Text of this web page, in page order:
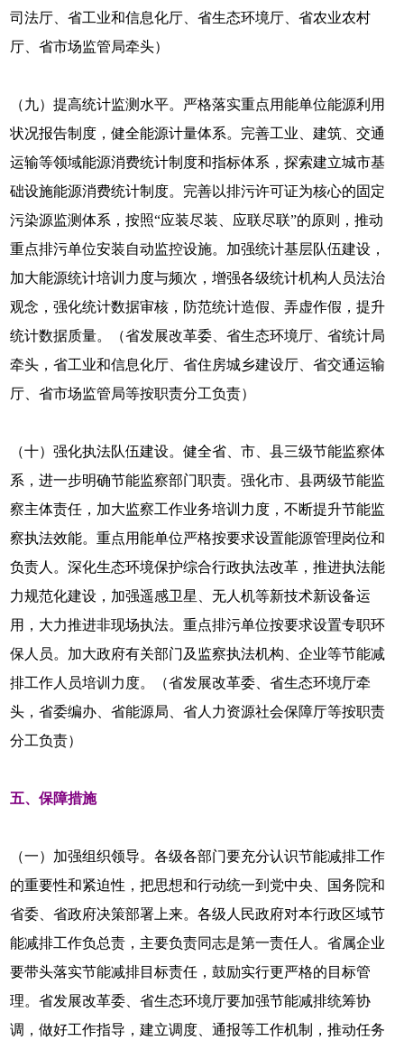
司法厅、省工业和信息化厅、省生态环境厅、省农业农村
厅、省市场监管局牵头）
（九）提高统计监测水平。严格落实重点用能单位能源利用
状况报告制度，健全能源计量体系。完善工业、建筑、交通
运输等领域能源消费统计制度和指标体系，探索建立城市基
础设施能源消费统计制度。完善以排污许可证为核心的固定
污染源监测体系，按照“应装尽装、应联尽联”的原则，推动
重点排污单位安装自动监控设施。加强统计基层队伍建设，
加大能源统计培训力度与频次，增强各级统计机构人员法治
观念，强化统计数据审核，防范统计造假、弄虚作假，提升
统计数据质量。（省发展改革委、省生态环境厅、省统计局
牵头，省工业和信息化厅、省住房城乡建设厅、省交通运输
厅、省市场监管局等按职责分工负责）
（十）强化执法队伍建设。健全省、市、县三级节能监察体
系，进一步明确节能监察部门职责。强化市、县两级节能监
察主体责任，加大监察工作业务培训力度，不断提升节能监
察执法效能。重点用能单位严格按要求设置能源管理岗位和
负责人。深化生态环境保护综合行政执法改革，推进执法能
力规范化建设，加强遥感卫星、无人机等新技术新设备运
用，大力推进非现场执法。重点排污单位按要求设置专职环
保人员。加大政府有关部门及监察执法机构、企业等节能减
排工作人员培训力度。（省发展改革委、省生态环境厅牵
头，省委编办、省能源局、省人力资源社会保障厅等按职责
分工负责）
五、保障措施
（一）加强组织领导。各级各部门要充分认识节能减排工作
的重要性和紧迫性，把思想和行动统一到党中央、国务院和
省委、省政府决策部署上来。各级人民政府对本行政区域节
能减排工作负总责，主要负责同志是第一责任人。省属企业
要带头落实节能减排目标责任，鼓励实行更严格的目标管
理。省发展改革委、省生态环境厅要加强节能减排统筹协
调，做好工作指导，建立调度、通报等工作机制，推动任务